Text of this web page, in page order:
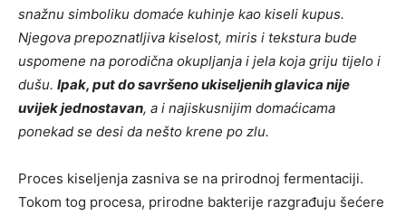
snažnu simboliku domaće kuhinje kao kiseli kupus.
Njegova prepoznatljiva kiselost, miris i tekstura bude
uspomene na porodična okupljanja i jela koja griju tijelo i
dušu. Ipak, put do savršeno ukiseljenih glavica nije
uvijek jednostavan, a i najiskusnijim domaćicama
ponekad se desi da nešto krene po zlu.
Proces kiseljenja zasniva se na prirodnoj fermentaciji.
Tokom tog procesa, prirodne bakterije razgrađuju šećere